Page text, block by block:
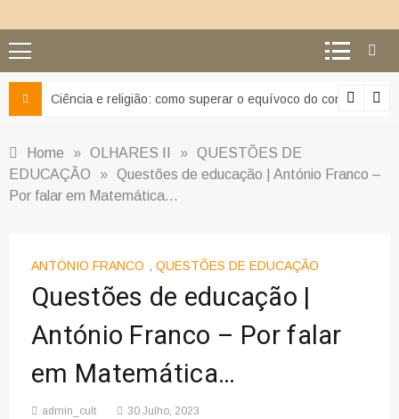
Ciência e religião: como superar o equívoco do conflito
Home » OLHARES II » QUESTÕES DE
EDUCAÇÃO
» Questões de educação | António Franco –
Por falar em Matemática…
ANTÓNIO FRANCO , QUESTÕES DE EDUCAÇÃO
Questões de educação |
António Franco – Por falar
em Matemática…
admin_cult 30 Julho, 2023